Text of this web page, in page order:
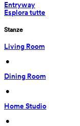
Entryway
Esplora tutte
Stanze
Living Room
•
Dining Room
•
Home Studio
•